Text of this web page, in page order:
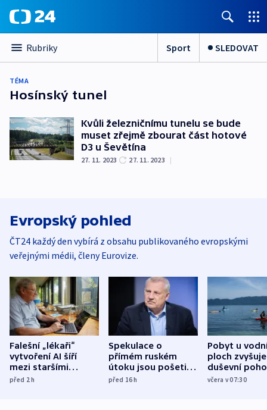
Rubriky Sport SLEDOVAT
TÉMA
Hosínský tunel
Kvůli železničnímu tunelu se bude
muset zřejmě zbourat část hotové
D3 u Ševětína
27. 11. 2023 27. 11. 2023 |
Evropský pohled
ČT24 každý den vybírá z obsahu publikovaného evropskými
veřejnými médii, členy Eurovize.
Falešní „lékaři“
vytvoření AI šíří
mezi staršími
Poláky nebezpečné
před 2h
Spekulace o
přímém ruském
útoku jsou pošetilé,
míní estonský
před 16h
Pobyt u
ploch zvyšuje
duševní
ukázala
včera v 07:30